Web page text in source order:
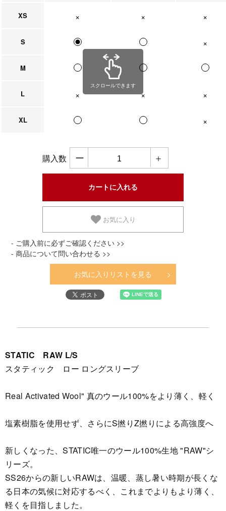
XS
S
M
L 在庫なし
XL
スクロールできます
購入数 ー ＋
お気に入り
- ご購入前に必ずご確認ください >>
- 商品について問い合わせる >>
お気に入りリストを見る
STATIC RAW L/S
スタティック ロー ロングスリーブ
Real Activated Wool" 真のウール100%をより薄く、軽く
塩素樹脂を使用せず、さらにS撚りZ撚りによる高強度へ
新しくなった、STATIC唯一のウール100%生地 "RAW"シ
リーズ。
SS26からの新しいRAWは、温暖、蒸し暑い時期が長くな
る日本の気候に対応するべく、これまでよりもより薄く、
軽くを目指しました。